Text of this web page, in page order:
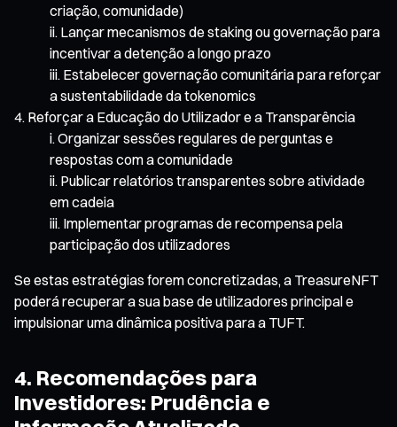
criação, comunidade)
Lançar mecanismos de staking ou governação para
incentivar a detenção a longo prazo
Estabelecer governação comunitária para reforçar
a sustentabilidade da tokenomics
Reforçar a Educação do Utilizador e a Transparência
Organizar sessões regulares de perguntas e
respostas com a comunidade
Publicar relatórios transparentes sobre atividade
em cadeia
Implementar programas de recompensa pela
participação dos utilizadores
Se estas estratégias forem concretizadas, a TreasureNFT
poderá recuperar a sua base de utilizadores principal e
impulsionar uma dinâmica positiva para a TUFT.
4. Recomendações para
Investidores: Prudência e